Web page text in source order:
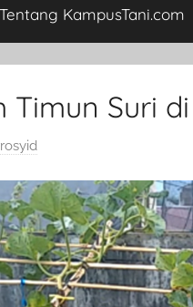
Tentang KampusTani.com
Timun Suri